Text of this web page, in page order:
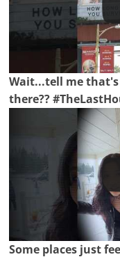
Wait...tell me
there??
Some places just